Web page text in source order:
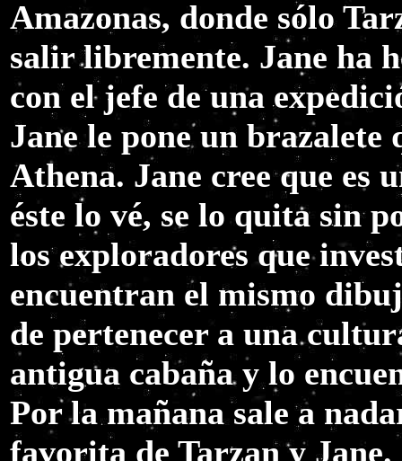
Amazonas, donde sólo
salir libremente. Jane ha
con el jefe de una
Jane le pone un
Athena. Jane cree que es
éste lo vé, se lo quita sin
los exploradores que
encuentran el mismo
de pertenecer a una
antigua cabaña y lo
Por la mañana sale a
favorita de Tarzan y Jane.